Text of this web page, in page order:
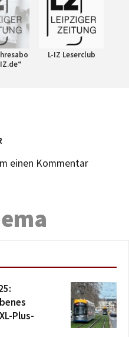
L-IZ Leserclub
einen Kommentar
Plus-